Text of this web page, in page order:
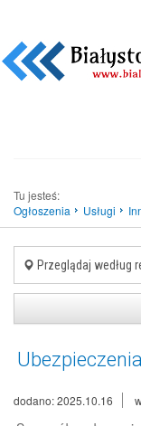
Tu jesteś:
Ogłoszenia
Usługi
Przeglądaj według
dodano: 2025.10.16